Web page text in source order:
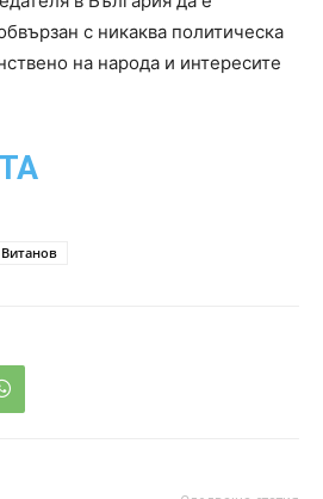
с никаква политическа
на народа и интересите